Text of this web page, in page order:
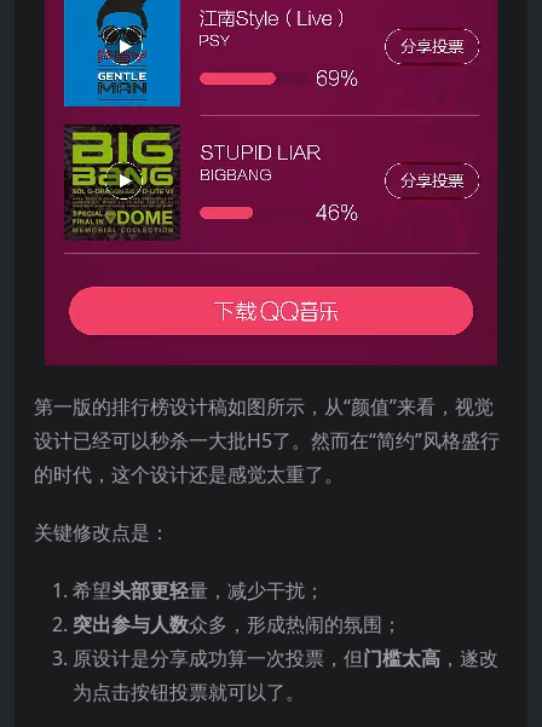
第一版的排行榜设计稿如图所示，从“颜值”来看，视觉
设计已经可以秒杀一大批H5了。然而在“简约”风格盛行
的时代，这个设计还是感觉太重了。
关键修改点是：
希望头部更轻量，减少干扰；
突出参与人数众多，形成热闹的氛围；
原设计是分享成功算一次投票，但门槛太高 ，遂改
为点击按钮投票就可以了。